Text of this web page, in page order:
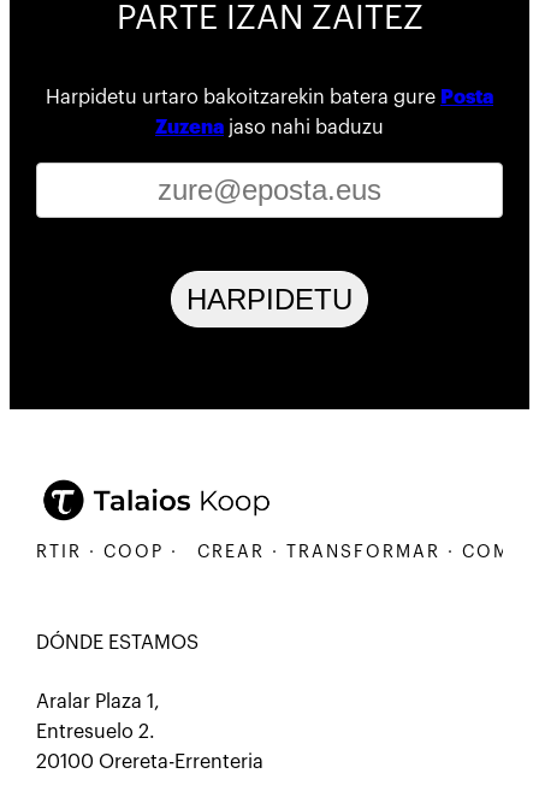
PARTE IZAN ZAITEZ
Harpidetu urtaro bakoitzarekin batera gure Posta
Zuzena jaso nahi baduzu
HARPIDETU
· COOP · CREAR · TRANSFORMAR · COMPARTIR
DÓNDE ESTAMOS
Aralar Plaza 1,
Entresuelo 2.
20100 Orereta-Errenteria